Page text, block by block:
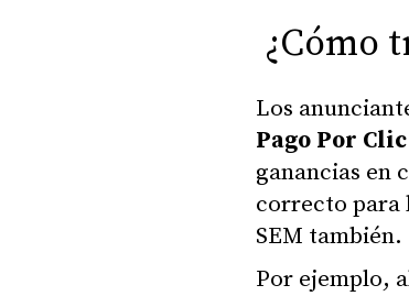
¿Cómo
Los
Pago Por Clic
ganancias en
correcto para
SEM también.
Por ejemplo,